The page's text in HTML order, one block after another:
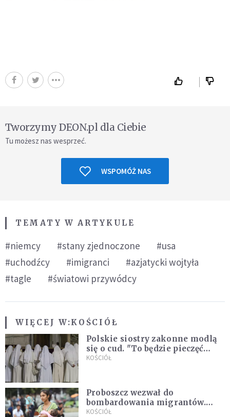
Tworzymy DEON.pl dla Ciebie
Tu możesz nas wesprzeć.
WSPOMÓŻ NAS
TEMATY W ARTYKULE
#niemcy #stany zjednoczone
#usa
#uchodźcy
#imigranci
#azjatycki wojtyła
#tagle
#światowi przywódcy
WIĘCEJ W:KOŚCIÓŁ
Polskie siostry zakonne modlą
się o cud. "To będzie pieczęć
Pana Boga dla naszej wiary"
KOŚCIÓŁ
Proboszcz wezwał do
bombardowania migrantów.
"Masowy ogień przeciwko
KOŚCIÓŁ